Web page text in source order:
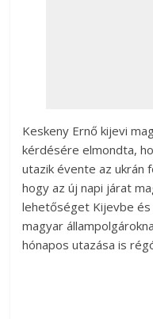
Keskeny Ernő kijevi
kérdésére elmondta,
utazik évente az ukrán
hogy az új napi járat
lehetőséget Kijevbe és
magyar
hónapos utazása is